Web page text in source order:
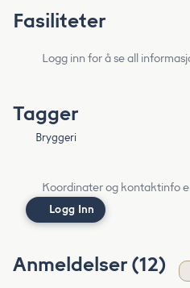
Fasiliteter
Logg inn for å se all
Tagger
Bryggeri
Koordinater og kontaktinfo
Logg Inn
Anmeldelser (12)